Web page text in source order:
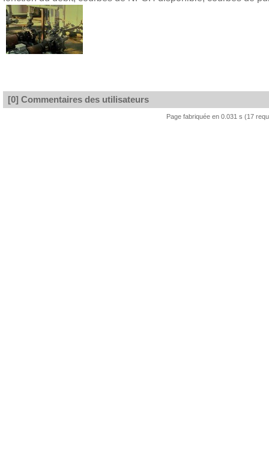
[0] Commentaires des utilisateurs
Page fabriquée en 0.031 s (17